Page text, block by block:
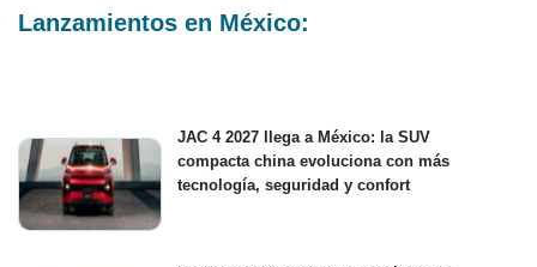
Lanzamientos en México:
JAC 4 2027 llega a México: la SUV
compacta china evoluciona con más
tecnología, seguridad y confort